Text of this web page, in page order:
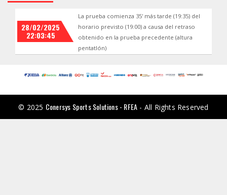
28/02/2025
22:03:45
La prueba comienza 35' más tarde (19:35) del
horario previsto (19:00) a causa del retraso
obtenido en la prueba precedente (altura
pentatlón)
© 2025 Conersys Sports Solutions - RFEA - All Rights Reserved